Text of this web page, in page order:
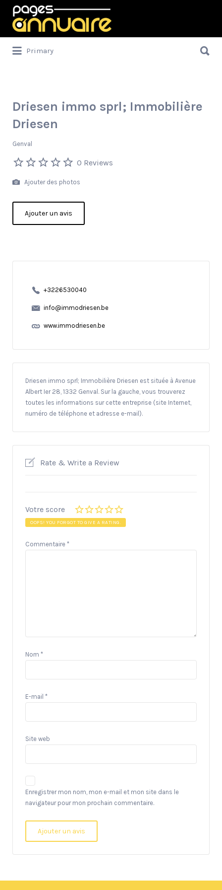
Rechercher:
Primary
Driesen immo sprl; Immobilière
Driesen
Genval
0 Reviews
Ajouter des photos
Ajouter un avis
+3226530040
info@immodriesen.be
www.immodriesen.be
Driesen immo sprl; Immobilière Driesen est située à Avenue
Albert Ier 28, 1332 Genval. Sur la gauche, vous trouverez
toutes les informations sur cette entreprise (site Internet,
numéro de téléphone et adresse e-mail).
Rate & Write a Review
Votre score
OOPS! YOU FORGOT TO GIVE A RATING.
Commentaire *
Nom *
E-mail *
Site web
Enregistrer mon nom, mon e-mail et mon site dans le
navigateur pour mon prochain commentaire.